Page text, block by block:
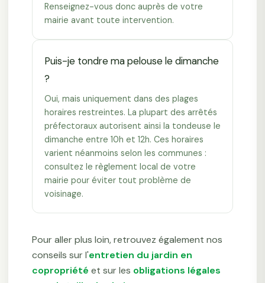
Renseignez-vous donc auprès de votre
mairie avant toute intervention.
Puis-je tondre ma pelouse le dimanche
?
Oui, mais uniquement dans des plages
horaires restreintes. La plupart des arrêtés
préfectoraux autorisent ainsi la tondeuse le
dimanche entre 10h et 12h. Ces horaires
varient néanmoins selon les communes :
consultez le règlement local de votre
mairie pour éviter tout problème de
voisinage.
Pour aller plus loin, retrouvez également nos
conseils sur l'entretien du jardin en
copropriété et sur les obligations légales